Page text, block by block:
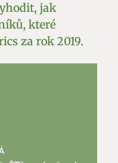
jak
které
za rok 2019.